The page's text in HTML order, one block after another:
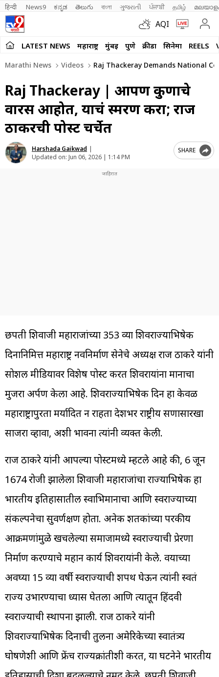
हिन्दी News9 ಕನ್ನಡ తెలుగు বাংলা ગુજરાતી ਪੰਜਾਬੀ தமிழ்
AQI
LATEST NEWS महाराष्ट्र मुंबई पुणे क्रीडा सिनेमा REELS
Marathi News Videos Raj Thackeray Demands National
Raj Thackeray | आपण कुणाचे
वारस आहोत, याचं स्मरण करा; राज
ठाकरेंची पोस्ट चर्चेत
Harshada Gaikwad |
Updated on: Jun 06, 2026 | 1:14 PM
SHARE
छत्रपती शिवाजी महाराजांच्या 353 व्या शिवराज्याभिषेक
दिनानिमित्त महाराष्ट्र नवनिर्माण सेनेचे अध्यक्ष राज ठाकरे यांनी
सोशल मीडियावर विशेष पोस्ट करत शिवरायांना मानाचा
मुजरा अर्पण केला आहे. शिवराज्याभिषेक दिन हा केवळ
महाराष्ट्रापुरता मर्यादित न राहता देशभर राष्ट्रीय सणासारखा
साजरा व्हावा, अशी भावना त्यांनी व्यक्त केली.
राज ठाकरे यांनी आपल्या पोस्टमध्ये म्हटले आहे की, 6 जून
1674 रोजी झालेला शिवाजी महाराजांचा राज्याभिषेक हा
भारतीय इतिहासातील स्वाभिमानाचा आणि स्वराज्याच्या
संकल्पनेचा सुवर्णक्षण होता. अनेक शतकांच्या परकीय
आक्रमणांमुळे खचलेल्या समाजामध्ये स्वराज्याची प्रेरणा
निर्माण करण्याचे महान कार्य शिवरायांनी केले. वयाच्या
अवघ्या 15 व्या वर्षी स्वराज्याची शपथ घेऊन त्यांनी स्वतंत्र
राज्य उभारण्याचा ध्यास घेतला आणि त्यातून हिंदवी
स्वराज्याची स्थापना झाली. राज ठाकरे यांनी
शिवराज्याभिषेक दिनाची तुलना अमेरिकेच्या स्वातंत्र्य
घोषणेशी आणि फ्रेंच राज्यक्रांतीशी करत, या घटनेने भारतीय